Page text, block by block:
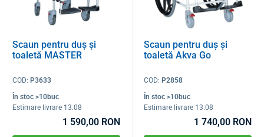
Scaun pentru duș și
toaletă MASTER
COD: P3633
În stoc >10buc
Estimare livrare 13.08
1 590,00 RON
Scaun pentru duș și
toaletă Akva Go
COD:P2858
În stoc >10buc
Estimare livrare 13.08
1 740,00 RON